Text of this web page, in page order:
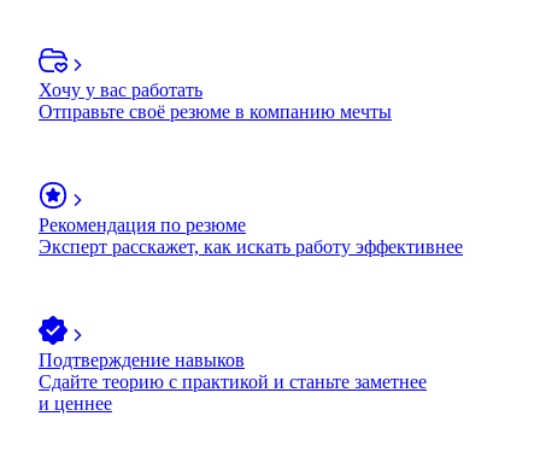
Хочу у вас работать
Отправьте своё резюме в компанию мечты
Рекомендация по резюме
Эксперт расскажет, как искать работу эффективнее
Подтверждение навыков
Сдайте теорию с практикой и станьте заметнее
и ценнее